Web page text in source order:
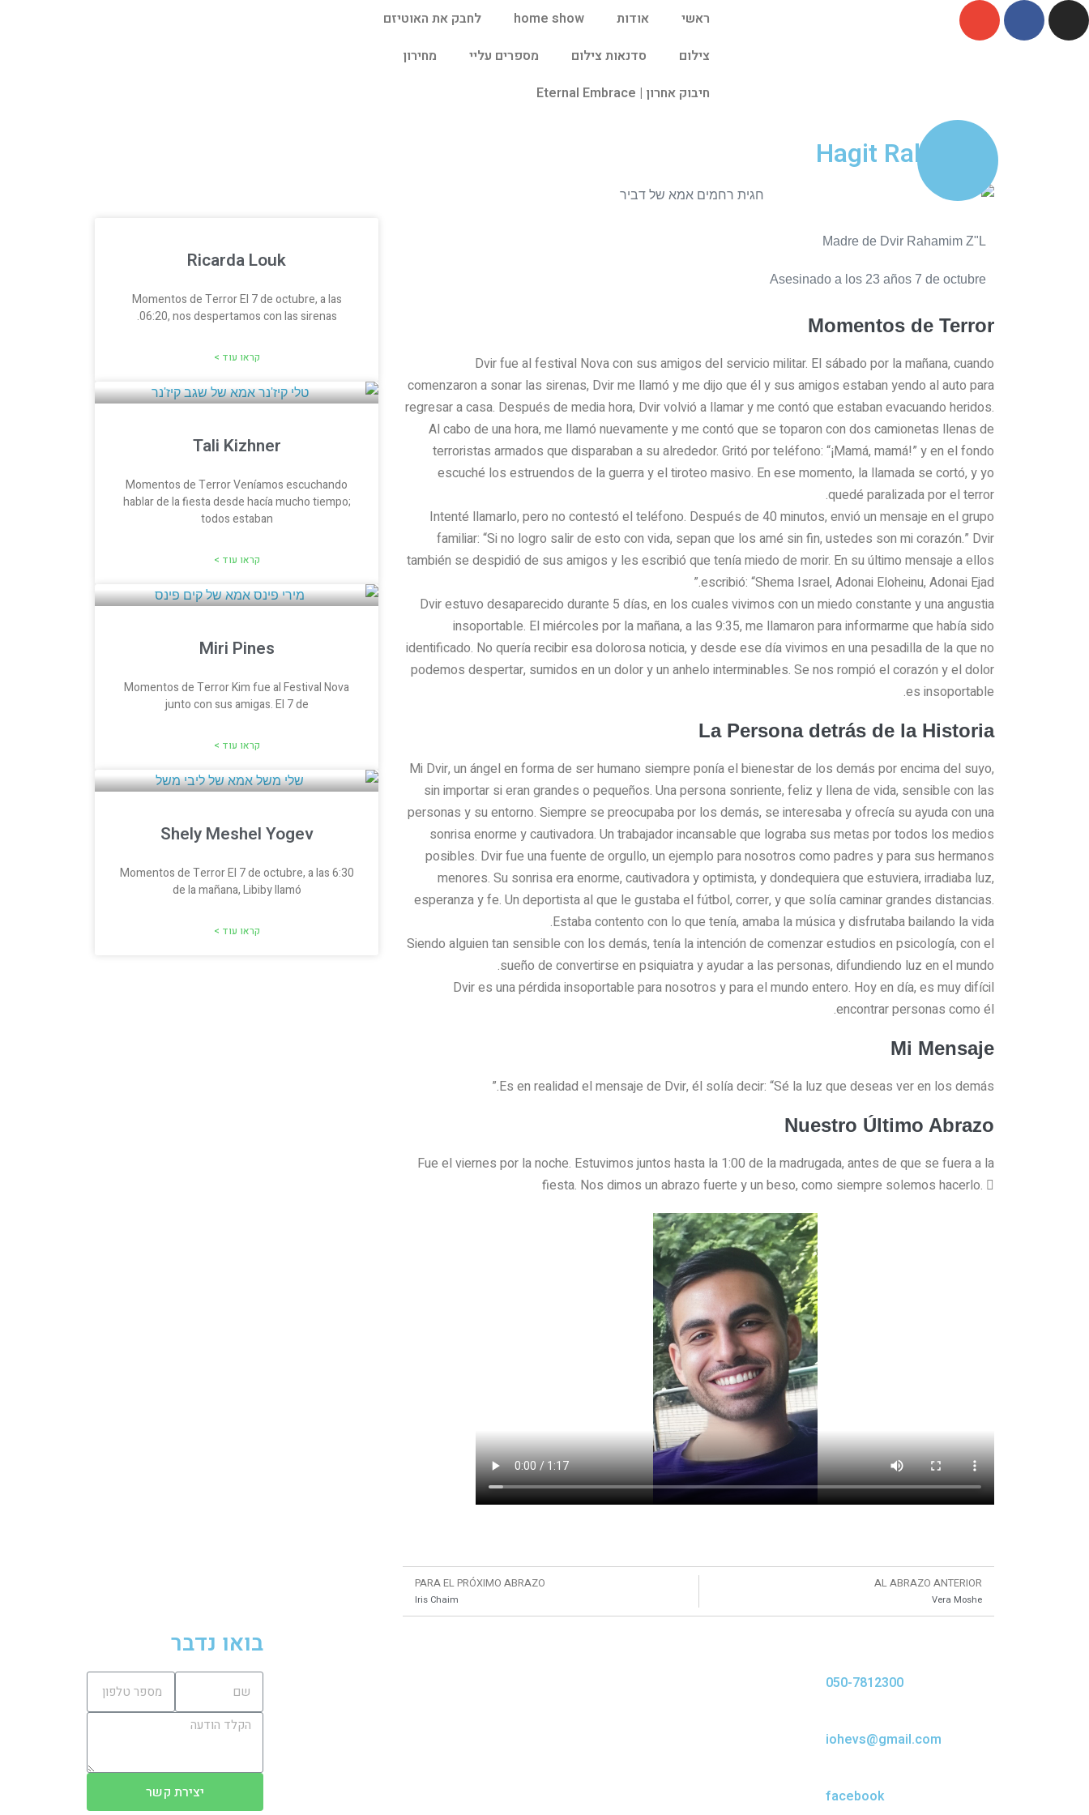
ראשי אודות home show
לחבק את האוטיזם
צילום
סדנאות צילום מספרים עליי
מחירון
חיבוק אחרון | Eternal Embrace
Hagit Rahamim
Madre de Dvir Rahamim Z"L
Asesinado a los 23 años 7 de octubre
Momentos de Terror
Dvir fue al festival Nova con sus amigos del servicio militar. El sábado por la mañana, cuando
comenzaron a sonar las sirenas, Dvir me llamó y me dijo que él y sus amigos estaban yendo al auto para
regresar a casa. Después de media hora, Dvir volvió a llamar y me contó que estaban evacuando heridos.
Al cabo de una hora, me llamó nuevamente y me contó que se toparon con dos camionetas llenas de
terroristas armados que disparaban a su alrededor. Gritó por teléfono: “¡Mamá, mamá!” y en el fondo
escuché los estruendos de la guerra y el tiroteo masivo. En ese momento, la llamada se cortó, y yo
quedé paralizada por el terror.
Intenté llamarlo, pero no contestó el teléfono. Después de 40 minutos, envió un mensaje en el grupo
familiar: “Si no logro salir de esto con vida, sepan que los amé sin fin, ustedes son mi corazón.” Dvir
también se despidió de sus amigos y les escribió que tenía miedo de morir. En su último mensaje a ellos
escribió: “Shema Israel, Adonai Eloheinu, Adonai Ejad.”
Dvir estuvo desaparecido durante 5 días, en los cuales vivimos con un miedo constante y una angustia
insoportable. El miércoles por la mañana, a las 9:35, me llamaron para informarme que había sido
identificado. No quería recibir esa dolorosa noticia, y desde ese día vivimos en una pesadilla de la que no
podemos despertar, sumidos en un dolor y un anhelo interminables. Se nos rompió el corazón y el dolor
es insoportable.
La Persona detrás de la Historia
Mi Dvir, un ángel en forma de ser humano siempre ponía el bienestar de los demás por encima del suyo,
sin importar si eran grandes o pequeños. Una persona sonriente, feliz y llena de vida, sensible con las
personas y su entorno. Siempre se preocupaba por los demás, se interesaba y ofrecía su ayuda con una
sonrisa enorme y cautivadora. Un trabajador incansable que lograba sus metas por todos los medios
posibles. Dvir fue una fuente de orgullo, un ejemplo para nosotros como padres y para sus hermanos
menores. Su sonrisa era enorme, cautivadora y optimista, y dondequiera que estuviera, irradiaba luz,
esperanza y fe. Un deportista al que le gustaba el fútbol, correr, y que solía caminar grandes distancias.
Estaba contento con lo que tenía, amaba la música y disfrutaba bailando la vida.
Siendo alguien tan sensible con los demás, tenía la intención de comenzar estudios en psicología, con el
sueño de convertirse en psiquiatra y ayudar a las personas, difundiendo luz en el mundo.
Dvir es una pérdida insoportable para nosotros y para el mundo entero. Hoy en día, es muy difícil
encontrar personas como él.
Mi Mensaje
Es en realidad el mensaje de Dvir, él solía decir: “Sé la luz que deseas ver en los demás.”
Nuestro Último Abrazo
Fue el viernes por la noche. Estuvimos juntos hasta la 1:00 de la madrugada, antes de que se fuera a la
fiesta. Nos dimos un abrazo fuerte y un beso, como siempre solemos hacerlo. 
AL ABRAZO ANTERIOR
Vera Moshe
PARA EL PRÓXIMO ABRAZO
Iris Chaim
Ricarda Louk
Momentos de Terror El 7 de octubre, a las
06:20, nos despertamos con las sirenas.
קראו עוד >
Tali Kizhner
Momentos de Terror Veníamos escuchando
hablar de la fiesta desde hacía mucho tiempo;
todos estaban
קראו עוד >
Miri Pines
Momentos de Terror Kim fue al Festival Nova
junto con sus amigas. El 7 de
קראו עוד >
Shely Meshel Yogev
Momentos de Terror El 7 de octubre, a las 6:30
de la mañana, Libiby llamó
קראו עוד >
050-7812300
iohevs@gmail.com
facebook
בואו נדבר
יצירת קשר